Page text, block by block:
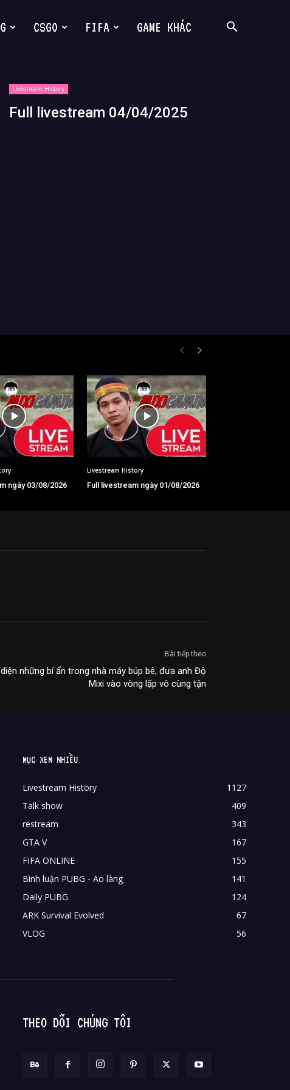
CSGO FIFA GAME KHÁC
Livestream History
Full livestream 04/04/2025
ngày 03/08/2026
Livestream History
Full livestream ngày 01/08/2026
Bài tiếp theo
những bí ẩn trong nhà máy búp bê, đưa anh Độ
Mixi vào vòng lặp vô cùng tận
MỤC XEM NHIỀU
Livestream History
1127
Talk show
409
restream
343
GTA V
167
FIFA ONLINE
155
Bình luận PUBG - Ao làng
141
Daily PUBG
124
ARK Survival Evolved
67
VLOG
56
THEO DÕI CHÚNG TÔI